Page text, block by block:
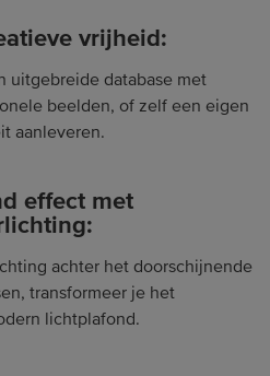
vrijheid:
uitgebreide database met
beelden, of zelf een eigen
aanleveren.
effect met
achter het doorschijnende
transformeer je het
lichtplafond.